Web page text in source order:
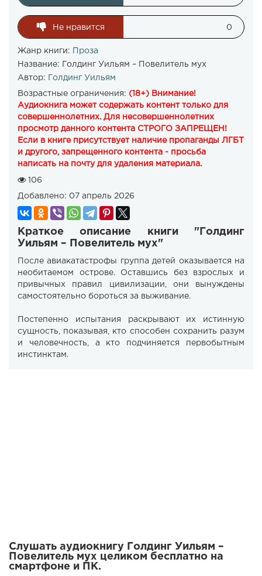
Не нравится 0
Жанр книги:
Проза
Название: Голдинг Уильям – Повелитель мух
Автор:
Голдинг Уильям
Возрастные ограничения: (18+) Внимание!
Аудиокнига может содержать контент только для
совершеннолетних. Для несовершеннолетних
просмотр данного контента СТРОГО ЗАПРЕЩЕН!
Если в книге присутствует наличие пропаганды ЛГБТ
и другого, запрещенного контента - просьба
написать на почту для удаления материала.
106
Добавлено: 07 апрель 2026
Краткое описание книги "Голдинг
Уильям – Повелитель мух"
После авиакатастрофы группа детей оказывается на
необитаемом острове. Оставшись без взрослых и
привычных правил цивилизации, они вынуждены
самостоятельно бороться за выживание.
Постепенно испытания раскрывают их истинную
сущность, показывая, кто способен сохранить разум
и человечность, а кто подчиняется первобытным
инстинктам.
Слушать аудиокнигу Голдинг Уильям –
Повелитель мух целиком бесплатно на
смартфоне и ПК.